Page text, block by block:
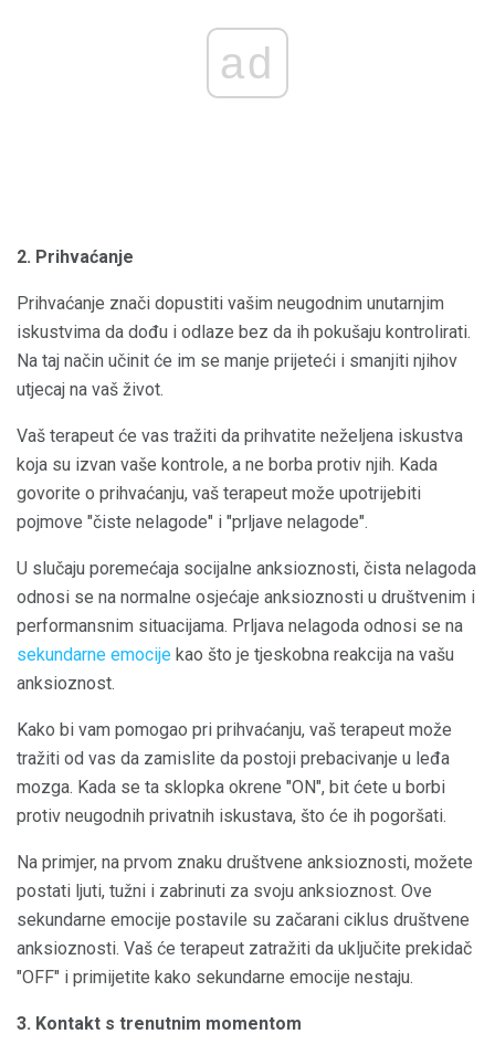
ad
2. Prihvaćanje
Prihvaćanje znači dopustiti vašim neugodnim unutarnjim
iskustvima da dođu i odlaze bez da ih pokušaju kontrolirati.
Na taj način učinit će im se manje prijeteći i smanjiti njihov
utjecaj na vaš život.
Vaš terapeut će vas tražiti da prihvatite neželjena iskustva
koja su izvan vaše kontrole, a ne borba protiv njih. Kada
govorite o prihvaćanju, vaš terapeut može upotrijebiti
pojmove "čiste nelagode" i "prljave nelagode".
U slučaju poremećaja socijalne anksioznosti, čista nelagoda
odnosi se na normalne osjećaje anksioznosti u društvenim i
performansnim situacijama. Prljava nelagoda odnosi se na
sekundarne emocije kao što je tjeskobna reakcija na vašu
anksioznost.
Kako bi vam pomogao pri prihvaćanju, vaš terapeut može
tražiti od vas da zamislite da postoji prebacivanje u leđa
mozga. Kada se ta sklopka okrene "ON", bit ćete u borbi
protiv neugodnih privatnih iskustava, što će ih pogoršati.
Na primjer, na prvom znaku društvene anksioznosti, možete
postati ljuti, tužni i zabrinuti za svoju anksioznost. Ove
sekundarne emocije postavile su začarani ciklus društvene
anksioznosti. Vaš će terapeut zatražiti da uključite prekidač
"OFF" i primijetite kako sekundarne emocije nestaju.
3. Kontakt s trenutnim momentom